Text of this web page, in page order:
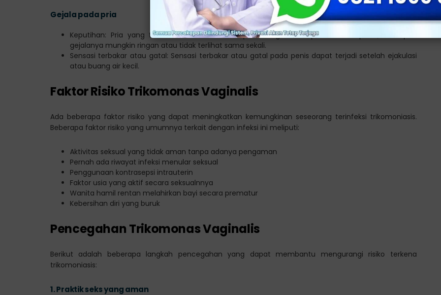
Gejala pada pria
Keputihan: Pria yang terinfeksi trikomoniasis dapat mengalami keputihan dari penis, meskipun
gejalanya mungkin ringan atau tidak terlihat sama sekali.
Sensasi terbakar atau gatal: Sensasi terbakar atau gatal pada penis dapat terjadi setelah ejakulasi
atau buang air kecil.
Faktor Risiko Trikomonas Vaginalis
Ada beberapa faktor risiko yang dapat meningkatkan kemungkinan seseorang terinfeksi trikomoniasis.
Beberapa faktor risiko yang umumnya terkait dengan infeksi ini meliputi:
Aktivitas seksual yang tidak aman tanpa adanya pengaman
Pernah ada riwayat infeksi menular seksual
Penggunaan kontrasepsi intrauterin
Faktor usia yang aktif secara seksualnnya
Wanita hamil rentan melahirkan bayi secara prematur
Kebersihan diri yang buruk
Pencegahan Trikomonas Vaginalis
Berikut adalah beberapa langkah pencegahan yang dapat membantu mengurangi risiko terkena
trikomoniasis:
1.Praktik seks yang aman